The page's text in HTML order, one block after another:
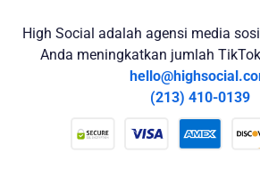
High Social adalah agensi media
Anda meningkatkan jumlah
(213) 410-0139